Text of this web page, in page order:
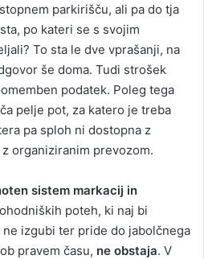
parkirišču, ali pa do tja
po kateri se s svojim
To sta le dve vprašanji, na
še doma. Tudi strošek
podatek. Poleg tega
pelje pot, za katero je treba
pa sploh ni dostopna z
organiziranim prevozom.
sistem markacij in
poteh, ki naj bi
izgubi ter pride do jabolčnega
pravem času, ne obstaja. V